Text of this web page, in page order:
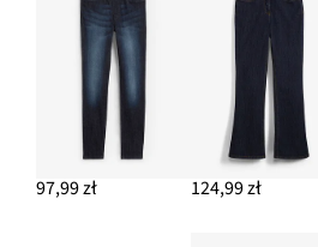
97,99 zł 124,99 zł